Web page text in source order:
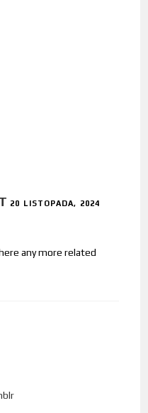
20 LISTOPADA, 2024
any more related